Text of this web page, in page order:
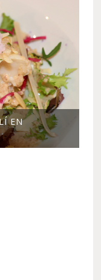
EN